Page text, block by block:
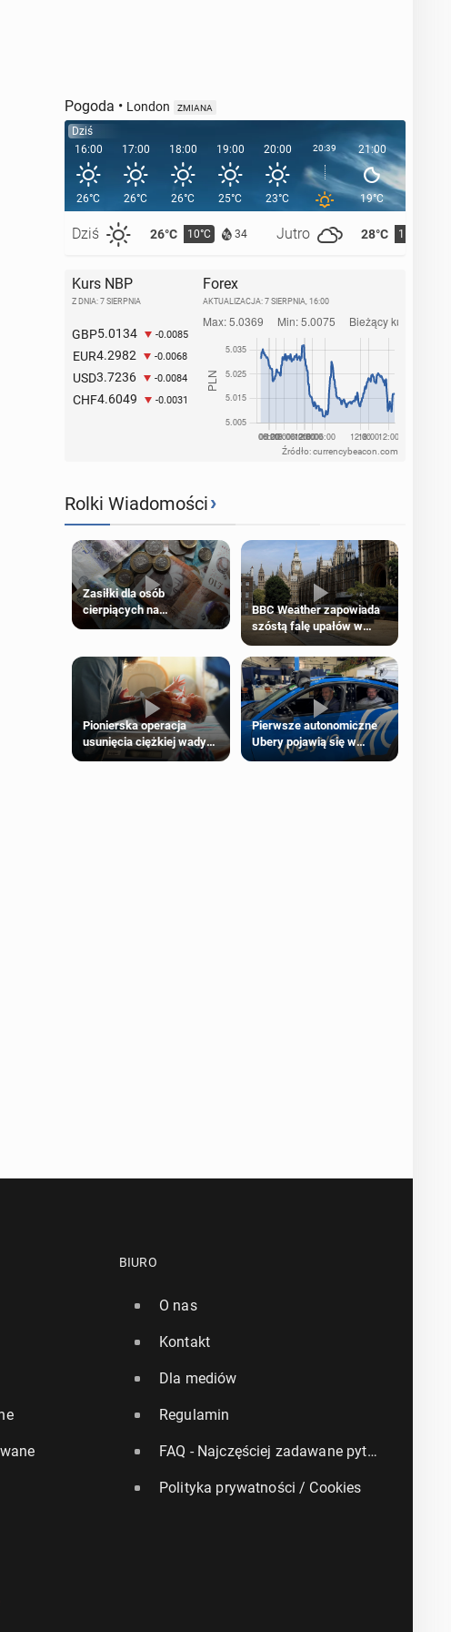
Pogoda • London ZMIANA
Dziś
16:00
26°C
Dziś 26°C 10°C 34 Jutro 28°C 11°C
17:00
26°C
18:00
26°C
19:00
25°C
20:00
23°C
20:39 21:00
19°C
22:00
Kurs NBP
Z DNIA: 7 SIERPNIA
GBP5.0134 -0.0085
EUR4.2982 -0.0068
USD3.7236 -0.0084
CHF4.6049 -0.0031
Forex
AKTUALIZACJA: 7 SIERPNIA, 16:00
Źródło: currencybeacon.com
Rolki Wiadomości›
Zasiłki dla osób
cierpiących na
schorzenia psychiczne
BBC Weather zapowiada
szóstą falę upałów w
Pionierska operacja
usunięcia ciężkiej wady
wrodzonej płodu w łonie
Pierwsze autonomiczne
Ubery pojawią się w
Londynie jeszcze tego
BIURO
O nas
Kontakt
Dla mediów
Regulamin
FAQ - Najczęściej zadawane pytania
Polityka prywatności / Cookies